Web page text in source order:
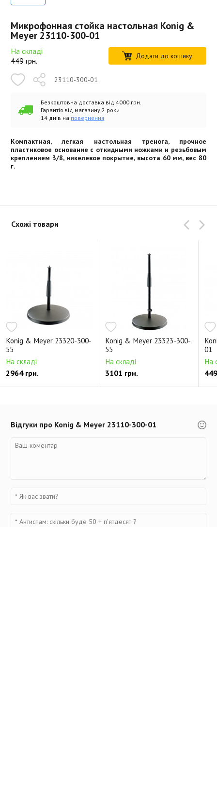
Микрофонная стойка настольная Konig &
Meyer 23110-300-01
На складі
449 грн. Додати до кошику
23110-300-01
Безкоштовна доставка від 4000 грн.
Гарантія від магазину 2 роки
14 днів на повернення
Компактная, легкая настольная тренога, прочное
пластиковое основание с откидными ножками и резьбовым
креплением 3/8, никелевое покрытие, высота 60 мм, вес 80
г.
Схожі товари
Konig & Meyer 23320-300-
55
На складі
2964 грн.
Konig & Meyer 23323-300-
55
На складі
3101 грн.
01
На
Відгуки про Konig & Meyer 23110-300-01